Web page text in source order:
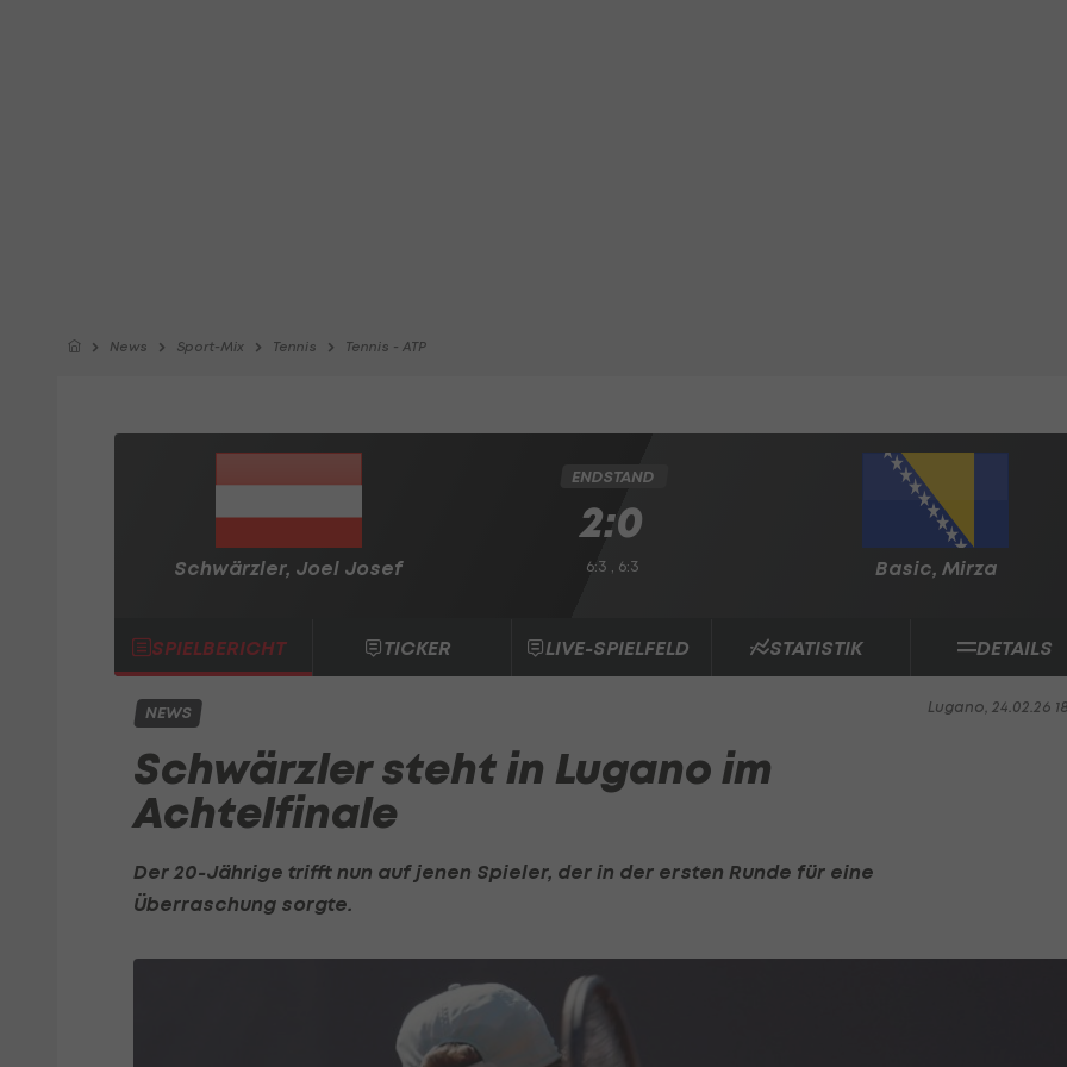
News Sport-Mix Tennis Tennis - ATP
Schwärzler, Joel Josef Basic, Mirza
ENDSTAND
2:0
6:3 , 6:3
SPIELBERICHT TICKER LIVE-SPIELFELD STATISTIK DETAILS
Lugano, 24.02.26
NEWS
Schwärzler steht in Lugano im
Achtelfinale
Der 20-Jährige trifft nun auf jenen Spieler, der in der ersten Runde für eine
Überraschung sorgte.